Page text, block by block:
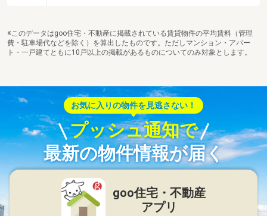
※このデータはgoo住宅・不動産に掲載されている賃貸物件の平均賃料（管理
費・駐車場代などを除く）を算出したものです。ただしマンション・アパー
ト・一戸建てともに10戸以上の掲載があるものについてのみ対象とします。
お気に入りの物件を見逃さない！
プッシュ通知で
最新の物件情報が届く
goo住宅・不動産
アプリ